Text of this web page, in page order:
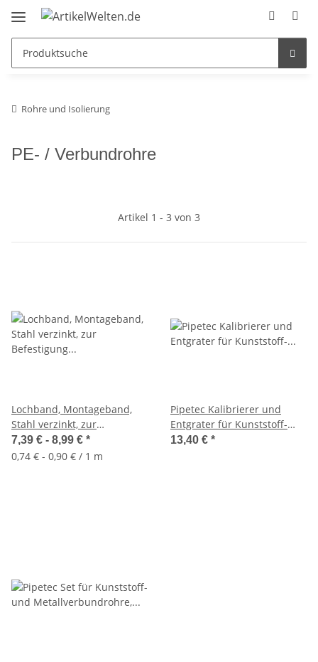
Rohre und Isolierung
PE- / Verbundrohre
Artikel 1 - 3 von 3
Lochband, Montageband,
Stahl verzinkt, zur
Befestigung von Rohren, 12-
25mm, 10 Meter
7,39 € - 8,99 € *
0,74 € - 0,90 € / 1 m
Pipetec Kalibrierer und
Entgrater für Kunststoff-
und Metallverbundrohr,
13,40 € *